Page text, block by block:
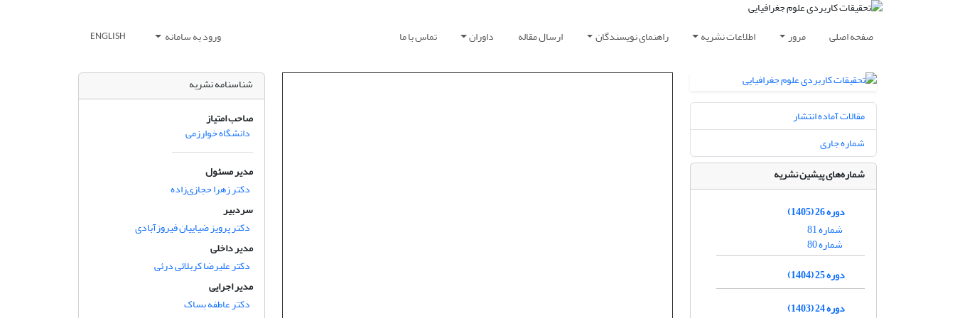
صفحه اصلی مرور اطلاعات نشریه راهنمای نویسندگان ارسال مقاله داوران تماس با ما ورود به سامانه ENGLISH
مقالات آماده انتشار
شماره جاری
شماره‌های پیشین نشریه
دوره 26 (1405)
شماره 81
شماره 80
دوره 25 (1404)
دوره 24 (1403)
شناسنامه نشریه
صاحب امتیاز
دانشگاه خوارزمی
مدیر مسئول
دکتر زهرا حجازی‌زاده
سردبیر
دکتر پرویز ضیاییان فیروزآبادی
مدیر داخلی
دکتر علیرضا کربلائی درئی
مدیر اجرایی
دکتر عاطفه بساک